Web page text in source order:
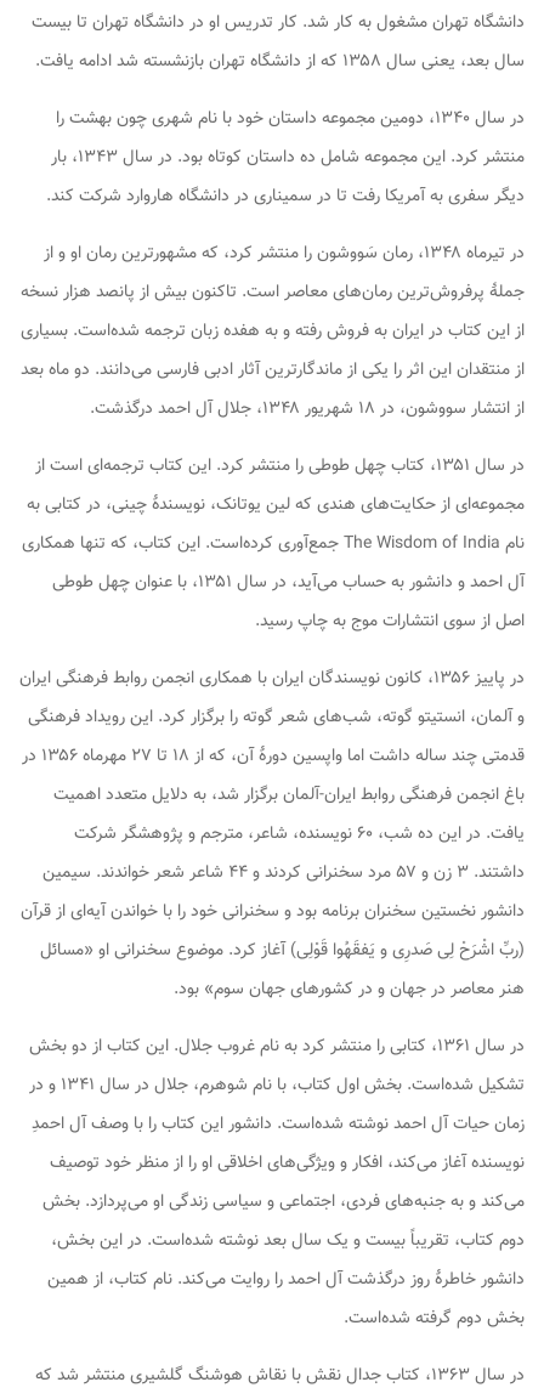
دانشگاه تهران مشغول به کار شد. کار تدریس او در دانشگاه تهران تا بیست
سال بعد، یعنی سال ۱۳۵۸ که از دانشگاه تهران بازنشسته شد ادامه یافت.
در سال ۱۳۴۰، دومین مجموعه داستان خود با نام شهری چون بهشترا
منتشر کرد. این مجموعه شامل ده داستان کوتاه بود. در سال ۱۳۴۳، بار
دیگر سفری به آمریکا رفت تا در سمیناری در دانشگاه هاروارد شرکت کند.
در تیرماه ۱۳۴۸، رمان سَووشون را منتشر کرد، که مشهورترین رمان او و از
جملهٔ پرفروش‌ترین رمان‌های معاصر است. تاکنون بیش از پانصد هزار نسخه
از این کتاب در ایران به فروش رفته و به هفده زبان ترجمه شده‌است. بسیاری
از منتقدان این اثر را یکی از ماندگارترین آثار ادبی فارسی می‌دانند. دو ماه بعد
از انتشار سووشون، در ۱۸ شهریور ۱۳۴۸، جلال آل احمد درگذشت.
در سال ۱۳۵۱، کتاب چهل طوطیرا منتشر کرد. این کتاب ترجمه‌ای است از
مجموعه‌ای از حکایت‌های هندی که لین یوتانک، نویسندهٔ چینی، در کتابی به
نام The Wisdom of Indiaجمع‌آوری کرده‌است. این کتاب، که تنها همکاری
آل احمد و دانشور به حساب می‌آید، در سال ۱۳۵۱، با عنوان
چهل طوطی
اصلاز سوی انتشارات موج به چاپ رسید.
در پاییز ۱۳۵۶، کانون نویسندگان ایران با همکاری انجمن روابط فرهنگی ایران
و آلمان، انستیتو گوته، شب‌های شعر گوته را برگزار کرد. این رویداد فرهنگی
قدمتی چند ساله داشت اما واپسین دورهٔ آن، که از ۱۸ تا ۲۷ مهرماه ۱۳۵۶ در
باغ انجمن فرهنگی روابط ایران-آلمان برگزار شد، به دلایل متعدد اهمیت
یافت. در این ده شب، ۶۰ نویسنده، شاعر، مترجم و پژوهشگر شرکت
داشتند. ۳ زن و ۵۷ مرد سخنرانی کردند و ۴۴ شاعر شعر خواندند. سیمین
دانشور نخستین سخنران برنامه بود و سخنرانی خود را با خواندن آیه‌ای از قرآن
(ربِّ اشْرَحْ لِی صَدرِی و یَفقَهُوا قَوْلِی) آغاز کرد. موضوع سخنرانی او «مسائل
هنر معاصر در جهان و در کشورهای جهان سوم» بود.
در سال ۱۳۶۱، کتابی را منتشر کرد به نام غروب جلال. این کتاب از دو بخش
تشکیل شده‌است. بخش اول کتاب، با نام شوهرم، جلال
در سال ۱۳۴۱ و در
زمان حیات آل احمد نوشته شده‌است. دانشور این کتاب را با وصف آل احمدِ
نویسنده آغاز می‌کند، افکار و ویژگی‌های اخلاقی او را از منظر خود توصیف
می‌کند و به جنبه‌های فردی، اجتماعی و سیاسی زندگی او می‌پردازد. بخش
دوم کتاب، تقریباً بیست و یک سال بعد نوشته شده‌است. در این بخش،
دانشور خاطرهٔ روز درگذشت آل احمد را روایت می‌کند. نام کتاب، از همین
بخش دوم گرفته شده‌است.
در سال ۱۳۶۳، کتاب جدال نقش با نقاش هوشنگ گلشیری منتشر شد که